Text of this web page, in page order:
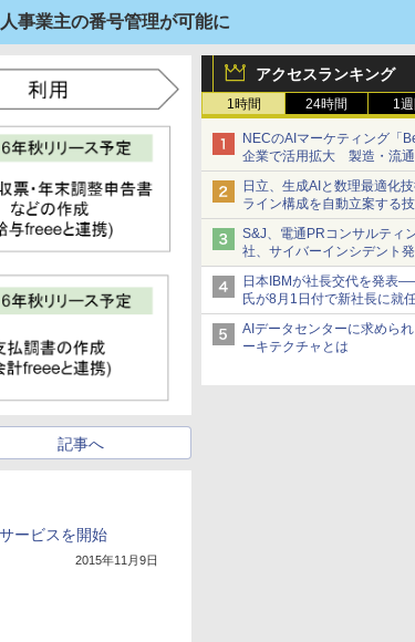
事業主の番号管理が可能に
アクセスランキング
1時間 24時間 1
NECのAIマーケティング「
企業で活用拡大 製造・流
代理店などが実装フェーズへ
日立、生成AIと数理最適化
ライン構成を自動立案する
S&J、電通PRコンサルティ
社、サイバーインシデント
管理広報を一体的に訓練す
日本IBMが社長交代を発表
氏が8月1日付で新社長に就
会長へ
AIデータセンターに求めら
ーキテクチャとは
記事へ
ービスを開始
2015年11月9日